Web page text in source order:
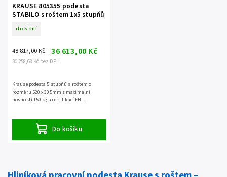
KRAUSE 805355 podesta
STABILO s roštem 1x5 stupňů
do 5 dní
30 258,68 Kč bez DPH
48 817,00 Kč 36 613,00 Kč
Do košíku
Krause podesta 5 stupňů s roštem o
rozměru 520 x 305mm s maximální
nosností 150 kg a certifikací EN